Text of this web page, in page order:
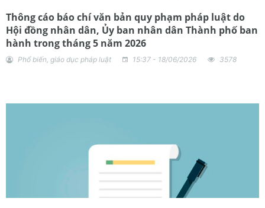
Thông cáo báo chí văn bản quy phạm pháp luật do
Hội đồng nhân dân, Ủy ban nhân dân Thành phố ban
hành trong tháng 5 năm 2026
Phổ biến, giáo dục pháp luật 15:37 - 18/06/2026 3578